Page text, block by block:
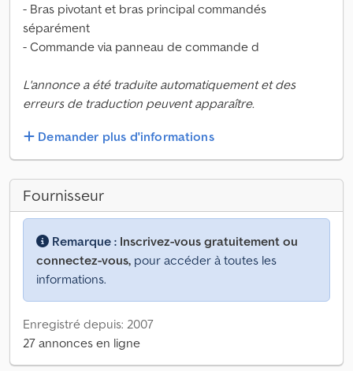
- Bras pivotant et bras principal commandés
séparément
- Commande via panneau de commande d
L'annonce a été traduite automatiquement et des
erreurs de traduction peuvent apparaître.
Demander plus d'informations
Fournisseur
Remarque : Inscrivez-vous gratuitement ou
connectez-vous, pour accéder à toutes les
informations.
Enregistré depuis: 2007
27 annonces en ligne